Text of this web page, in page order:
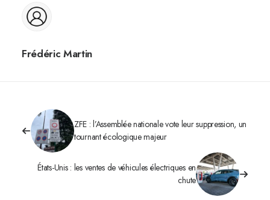
Frédéric Martin
ZFE : l’Assemblée nationale vote leur suppression, un
tournant écologique majeur
États-Unis : les ventes de véhicules électriques en
chute